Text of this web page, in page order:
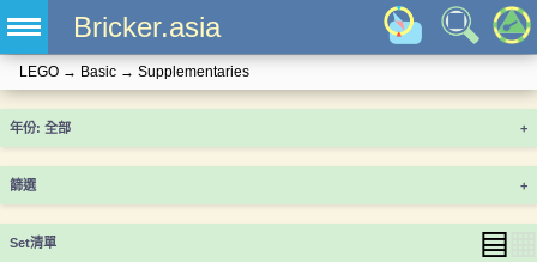
Bricker.asia
LEGO → Basic → Supplementaries
年份 +
篩選 +
Set清單 ▤